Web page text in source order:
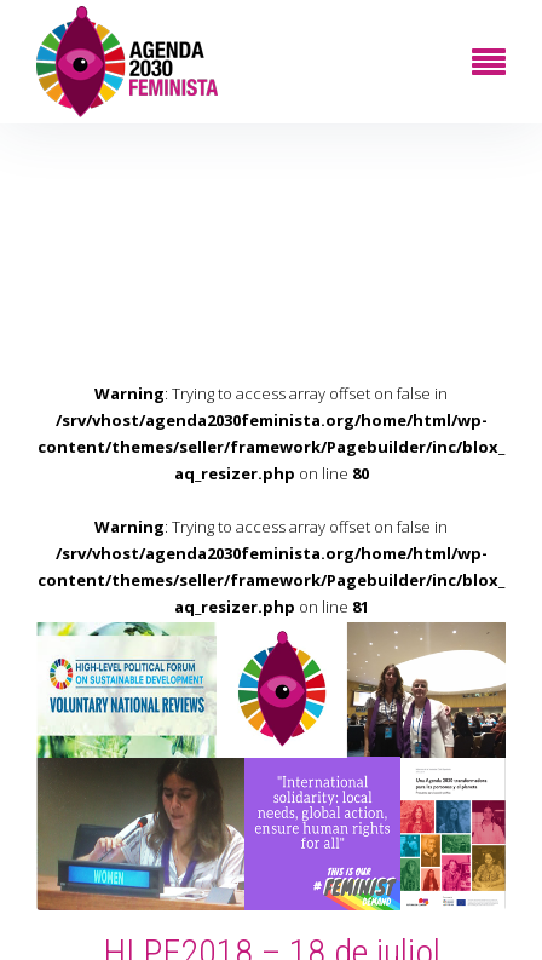
Warning: Trying to access array offset on false in
/srv/vhost/agenda2030feminista.org/home/html/wp-
content/themes/seller/framework/Pagebuilder/inc/blox_
aq_resizer.php on line 80
Warning: Trying to access array offset on false in
/srv/vhost/agenda2030feminista.org/home/html/wp-
content/themes/seller/framework/Pagebuilder/inc/blox_
aq_resizer.php on line 81